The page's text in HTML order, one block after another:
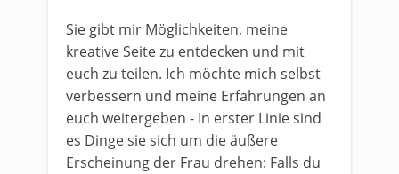
Sie gibt mir Möglichkeiten, meine
kreative Seite zu entdecken und mit
euch zu teilen. Ich möchte mich selbst
verbessern und meine Erfahrungen an
euch weitergeben - In erster Linie sind
es Dinge sie sich um die äußere
Erscheinung der Frau drehen: Falls du